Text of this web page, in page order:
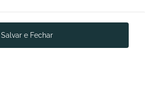
Salvar e Fechar